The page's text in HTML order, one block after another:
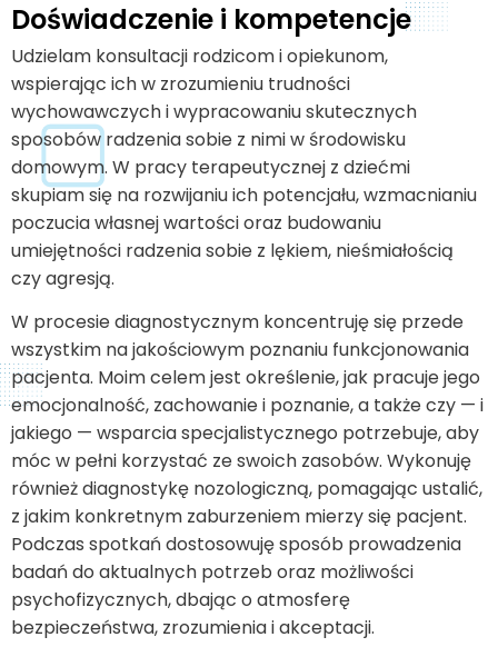
Doświadczenie i kompetencje
Udzielam konsultacji rodzicom i opiekunom,
wspierając ich w zrozumieniu trudności
wychowawczych i wypracowaniu skutecznych
sposobów radzenia sobie z nimi w środowisku
domowym. W pracy terapeutycznej z dziećmi
skupiam się na rozwijaniu ich potencjału, wzmacnianiu
poczucia własnej wartości oraz budowaniu
umiejętności radzenia sobie z lękiem, nieśmiałością
czy agresją.
W procesie diagnostycznym koncentruję się przede
wszystkim na jakościowym poznaniu funkcjonowania
pacjenta. Moim celem jest określenie, jak pracuje jego
emocjonalność, zachowanie i poznanie, a także czy — i
jakiego — wsparcia specjalistycznego potrzebuje, aby
móc w pełni korzystać ze swoich zasobów. Wykonuję
również diagnostykę nozologiczną, pomagając ustalić,
z jakim konkretnym zaburzeniem mierzy się pacjent.
Podczas spotkań dostosowuję sposób prowadzenia
badań do aktualnych potrzeb oraz możliwości
psychofizycznych, dbając o atmosferę
bezpieczeństwa, zrozumienia i akceptacji.